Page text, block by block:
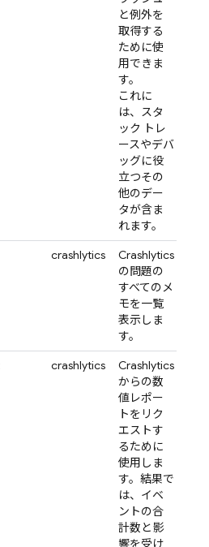
と例外を
取得する
ために使
用できま
す。
これに
は、スタ
ック トレ
ースやデバ
ッグに役
立つその
他のデー
タが含ま
れます。
crashlytics
Crashlytics
の問題の
すべてのメ
モを一覧
表示しま
す。
crashlytics
Crashlytics
からの数
値レポー
トをリク
エストす
るために
使用しま
す。結果で
は、イベ
ントの合
計数と影
響を受け